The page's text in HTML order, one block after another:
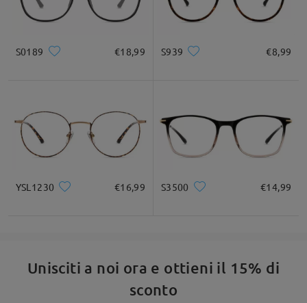
S0189 €18,99 S939 €8,99
YSL1230 €16,99 S3500 €14,99
Unisciti a noi ora e ottieni il 15% di
sconto